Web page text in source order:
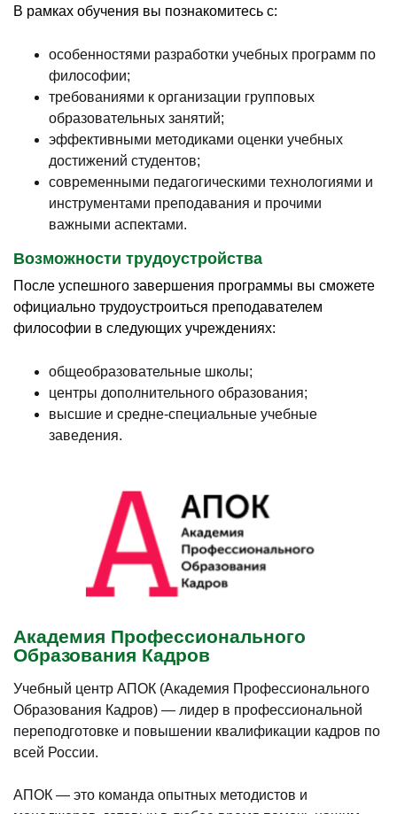
В рамках обучения вы познакомитесь с:
особенностями разработки учебных программ по
философии;
требованиями к организации групповых
образовательных занятий;
эффективными методиками оценки учебных
достижений студентов;
современными педагогическими технологиями и
инструментами преподавания и прочими
важными аспектами.
Возможности трудоустройства
После успешного завершения программы вы сможете
официально трудоустроиться преподавателем
философии в следующих учреждениях:
общеобразовательные школы;
центры дополнительного образования;
высшие и средне-специальные учебные
заведения.
Академия Профессионального
Образования Кадров
Учебный центр АПОК (Академия Профессионального
Образования Кадров) — лидер в профессиональной
переподготовке и повышении квалификации кадров по
всей России.
АПОК — это команда опытных методистов и